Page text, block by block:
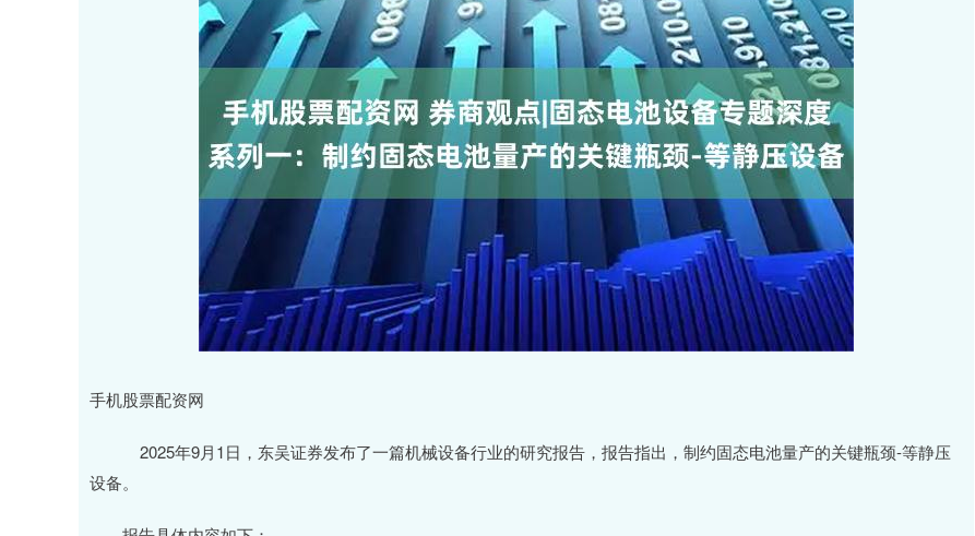
手机股票配资网
2025年9月1日，东吴证券发布了一篇机械设备行业的研究报告，报告指出，制约固态电池量产的关键瓶颈-等静压
设备。